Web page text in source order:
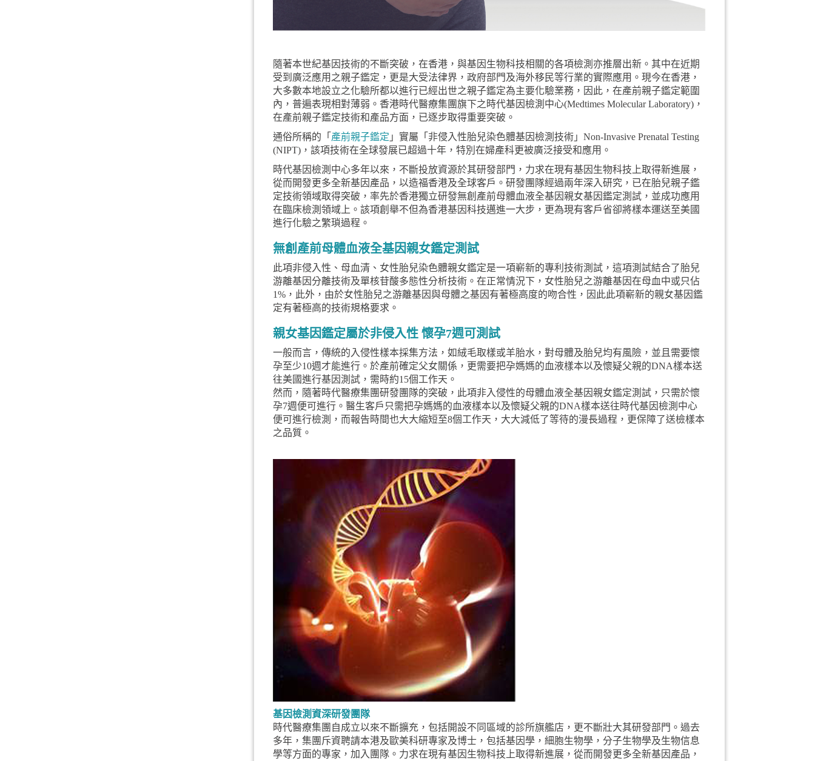
隨著本世紀基因技術的不斷突破，在香港，與基因生物科技相關的各項檢測亦推層出新。其中在近期
受到廣泛應用之親子鑑定，更是大受法律界，政府部門及海外移民等行業的實際應用。現今在香港，
大多數本地設立之化驗所都以進行已經出世之親子鑑定為主要化驗業務，因此，在產前親子鑑定範圍
內，普遍表現相對薄弱。香港時代醫療集團旗下之時代基因檢測中心(Medtimes Molecular Laboratory)，
在產前親子鑑定技術和產品方面，已逐步取得重要突破。
通俗所稱的「 產前親子鑑定 」實屬「非侵入性胎兒染色體基因檢測技術」Non-Invasive Prenatal Testing
(NIPT)，該項技術在全球發展已超過十年，特別在婦產科更被廣泛接受和應用。
時代基因檢測中心多年以來，不斷投放資源於其研發部門，力求在現有基因生物科技上取得新進展，
從而開發更多全新基因產品，以造福香港及全球客戶。研發團隊經過兩年深入研究，已在胎兒親子鑑
定技術領域取得突破，率先於香港獨立研發無創產前母體血液全基因親女基因鑑定測試，並成功應用
在臨床檢測領域上。該項創舉不但為香港基因科技邁進一大步，更為現有客戶省卻將樣本運送至美國
進行化驗之繁瑣過程。
無創產前母體血液全基因親女鑑定測試
此項非侵入性、母血清、女性胎兒染色體親女鑑定是一項嶄新的專利技術測試，這項測試結合了胎兒
游離基因分離技術及單核苷酸多態性分析技術。在正常情況下，女性胎兒之游離基因在母血中或只佔
1%，此外，由於女性胎兒之游離基因與母體之基因有著極高度的吻合性，因此此項嶄新的親女基因鑑
定有著極高的技術規格要求。
親女基因鑑定屬於非侵入性 懷孕7週可測試
一般而言，傳統的入侵性樣本採集方法，如絨毛取樣或羊胎水，對母體及胎兒均有風險，並且需要懷
孕至少10週才能進行。於產前確定父女關係，更需要把孕媽媽的血液樣本以及懷疑父親的DNA樣本送
往美國進行基因測試，需時約15個工作天。
然而，隨著時代醫療集團研發團隊的突破，此項非入侵性的母體血液全基因親女鑑定測試，只需於懷
孕7週便可進行。醫生客戶只需把孕媽媽的血液樣本以及懷疑父親的DNA樣本送往時代基因檢測中心
便可進行檢測，而報告時間也大大縮短至8個工作天，大大減低了等待的漫長過程，更保障了送檢樣本
之品質。
基因檢測資深研發團隊
時代醫療集團自成立以來不斷擴充，包括開設不同區域的診所旗艦店，更不斷壯大其研發部門。過去
多年，集團斥資聘請本港及歐美科研專家及博士，包括基因學，細胞生物學，分子生物學及生物信息
學等方面的專家，加入團隊。力求在現有基因生物科技上取得新進展，從而開發更多全新基因產品，